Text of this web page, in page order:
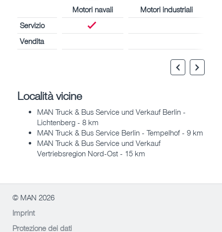
Motori navali
Motori industriali
Servizio
Vendita
Località vicine
MAN Truck & Bus Service und Verkauf Berlin -
Lichtenberg - 8 km
MAN Truck & Bus Service Berlin - Tempelhof - 9 km
MAN Truck & Bus Service und Verkauf
Vertriebsregion Nord-Ost - 15 km
© MAN 2026
Imprint
Protezione dei dati